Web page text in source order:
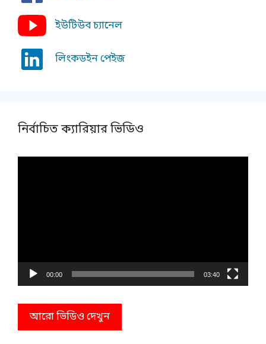
ইউটিউব চ্যানেল
লিংকডইন পেইজ
নির্বাচিত ক্যারিয়ার ভিডিও
00:00 03:40
আরো ভিডিও দেখুন